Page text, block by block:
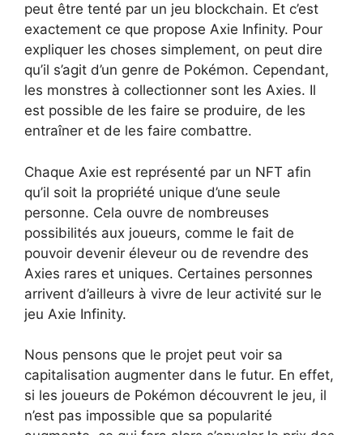
peut être tenté par un jeu blockchain. Et c’est
exactement ce que propose Axie Infinity. Pour
expliquer les choses simplement, on peut dire
qu’il s’agit d’un genre de Pokémon. Cependant,
les monstres à collectionner sont les Axies. Il
est possible de les faire se produire, de les
entraîner et de les faire combattre.
Chaque Axie est représenté par un NFT afin
qu’il soit la propriété unique d’une seule
personne. Cela ouvre de nombreuses
possibilités aux joueurs, comme le fait de
pouvoir devenir éleveur ou de revendre des
Axies rares et uniques. Certaines personnes
arrivent d’ailleurs à vivre de leur activité sur le
jeu Axie Infinity.
Nous pensons que le projet peut voir sa
capitalisation augmenter dans le futur. En effet,
si les joueurs de Pokémon découvrent le jeu, il
n’est pas impossible que sa popularité